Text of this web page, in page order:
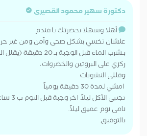
دكتورة سهير محمود القصيرى
أهلا وسهلا بحضرتك يا فندم
علشان تخسي بشكل صحى وآمن ومن غير
بـشرب ​الماء قبل الوجبة بـ 20 دقيقة (يقلل الشهية)
​ركزي على البروتين والخضروات،
وقللي النشويات
​ امشي لمدة 30 دقيقة يومياً
​تجنبى الأكل ليلاً. اخر وجبة قبل النوم ب 3 ساعات.
​نامى نوم عميق ليلاً.
​بالتوفيق.